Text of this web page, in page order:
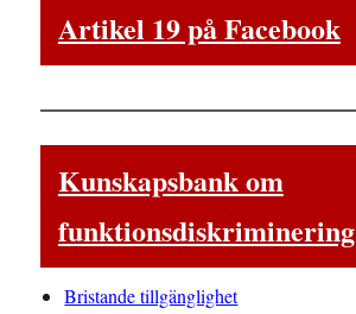
Artikel 19 på Facebook
Kunskapsbank om
funktionsdiskriminering
Bristande tillgänglighet